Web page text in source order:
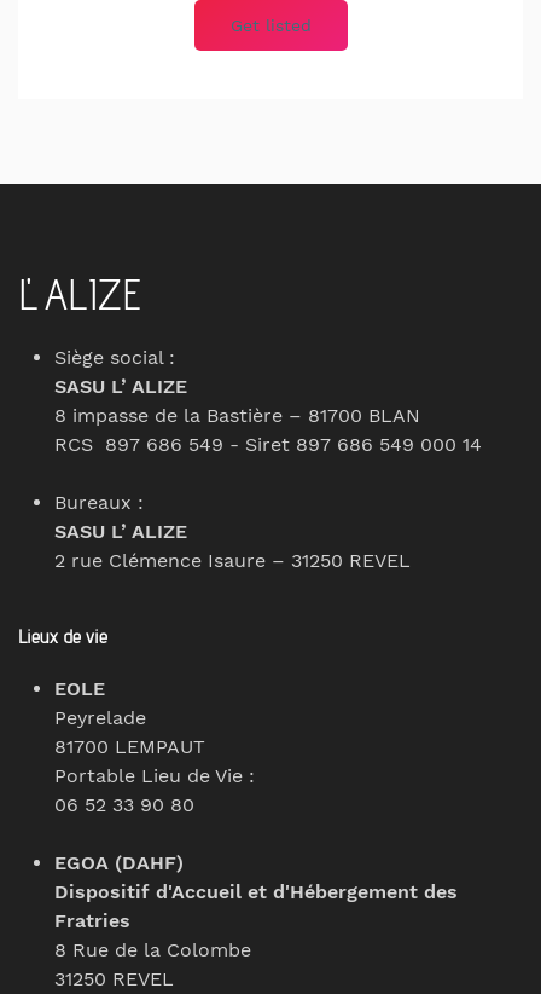
Get listed
L' ALIZE
Siège social :
SASU L’ ALIZE
8 impasse de la Bastière – 81700 BLAN
RCS 897 686 549 - Siret 897 686 549 000 14
Bureaux :
SASU L’ ALIZE
2 rue Clémence Isaure – 31250 REVEL
Lieux de vie
EOLE
Peyrelade
81700 LEMPAUT
Portable Lieu de Vie :
06 52 33 90 80
EGOA (DAHF)
Dispositif d'Accueil et d'Hébergement des
Fratries
8 Rue de la Colombe
31250 REVEL